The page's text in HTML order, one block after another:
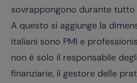
sovrappongono durante tutto
A questo si aggiunge la
italiani sono PMI e
non è solo il responsabile
finanziarie, il gestore delle